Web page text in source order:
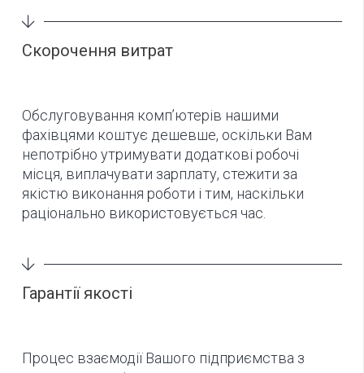
Скорочення витрат
Обслуговування комп’ютерів нашими
фахівцями коштує дешевше, оскільки Вам
непотрібно утримувати додаткові робочі
місця, виплачувати зарплату, стежити за
якістю виконання роботи і тим, наскільки
раціонально використовується час.
Гарантії якості
Процес взаємодії Вашого підприємства з